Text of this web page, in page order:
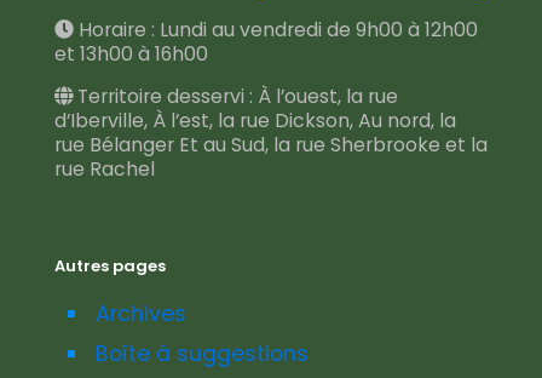
Horaire : Lundi au vendredi de 9h00 à 12h00
et 13h00 à 16h00
Territoire desservi : À l’ouest, la rue
d’Iberville, À l’est, la rue Dickson, Au nord, la
rue Bélanger Et au Sud, la rue Sherbrooke et la
rue Rachel
Autres pages
Archives
Boîte à suggestions